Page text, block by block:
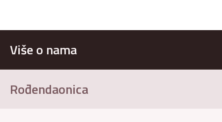
Više o nama
Rođendaonica